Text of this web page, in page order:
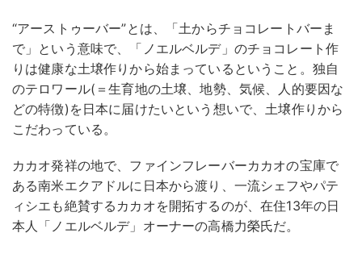
“アーストゥーバー”とは、「土からチョコレートバーま
で」という意味で、「ノエルベルデ」のチョコレート作
りは健康な土壌作りから始まっているということ。独自
のテロワール(＝生育地の土壌、地勢、気候、人的要因な
どの特徴)を日本に届けたいという想いで、土壌作りから
こだわっている。
カカオ発祥の地で、ファインフレーバーカカオの宝庫で
ある南米エクアドルに日本から渡り、一流シェフやパテ
ィシエも絶賛するカカオを開拓するのが、在住13年の日
本人「ノエルベルデ」オーナーの高橋力榮氏だ。